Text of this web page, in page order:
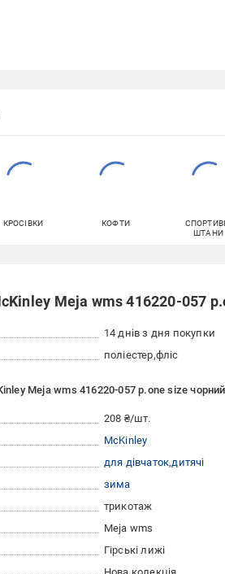
КРОСІВКИ КОФТИ
ШТАНИ
Meja wms 416220-057
14 днів з дня покупки
поліестер фліс
Meja wms 416220-057 р.one size чорний
208 ₴/шт.
McKinley
для дівчаток дитячі
зима
трикотаж
Meja wms
Гірські лижі